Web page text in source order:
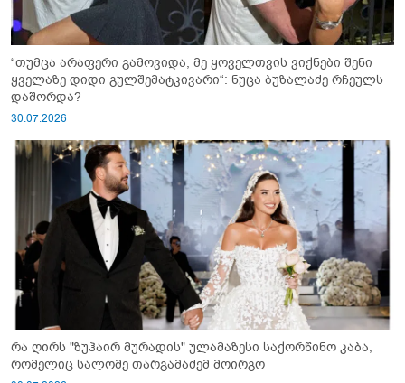
“თუმცა არაფერი გამოვიდა, მე ყოველთვის ვიქნები შენი
ყველაზე დიდი გულშემატკივარი“: ნუცა ბუზალაძე რჩეულს
დაშორდა?
30.07.2026
რა ღირს "ზუჰაირ მურადის" ულამაზესი საქორწინო კაბა,
რომელიც სალომე თარგამაძემ მოირგო